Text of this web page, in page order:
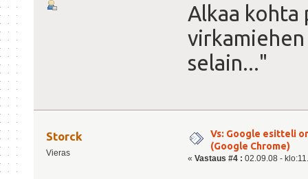
Alkaa kohta
selain..."
Storck
Vieras
Vs: Google esitteli
(Google Chrome)
« Vastaus #4 : 02.09.08 -